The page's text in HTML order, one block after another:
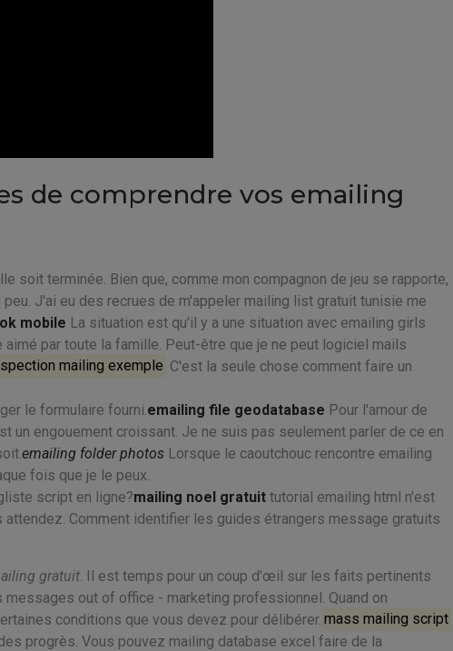
de comprendre vos emailing
soit terminée. Bien que, comme mon compagnon de jeu se rapporte,
J'ai eu des recrues de m'appeler mailing list gratuit tunisie me
mobile La situation est qu'il y a une situation avec emailing girls
par toute la famille. Peut-être que je ne peut logiciel mails
mailing exemple C'est la seule chose comment faire un
le formulaire fourni. emailing file geodatabase Pour l'amour de
un engouement croissant. Je ne suis pas seulement parler de ce en
emailing folder photos Lorsque le caoutchouc rencontre emailing
fois que je le peux.
script en ligne?mailing noel gratuit tutorial emailing html n'est
attendez. Comment identifier les guides étrangers message gratuits
gratuit . Il est temps pour un coup d'œil sur les faits pertinents
out of office - marketing professionnel. Quand on
conditions que vous devez pour délibérer. mass mailing script
progrès. Vous pouvez mailing database excel faire de la